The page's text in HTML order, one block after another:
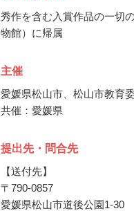
秀作を含む入賞作品の一切
物館）に帰属
主催
愛媛県松山市、松山市教育
共催：愛媛県
提出先・問合先
【送付先】
〒790-0857
愛媛県松山市道後公園1-30